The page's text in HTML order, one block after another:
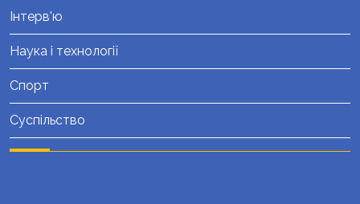
Інтерв'ю
Наука і технології
Спорт
Суспільство